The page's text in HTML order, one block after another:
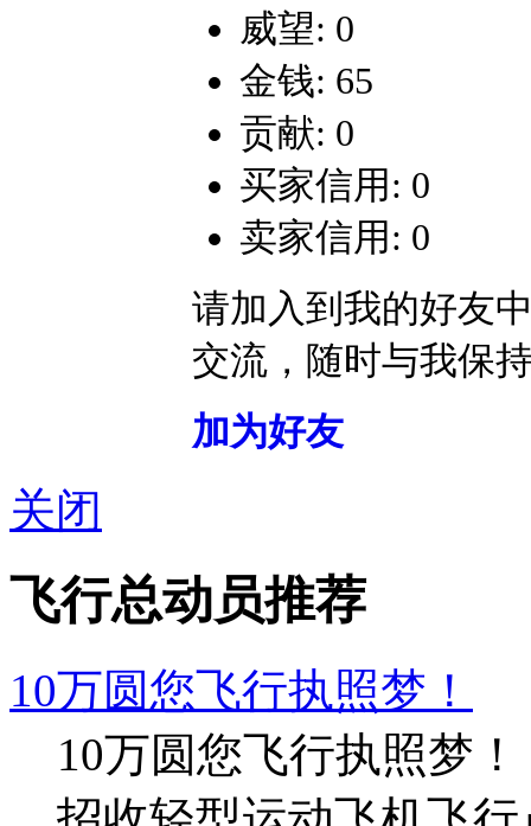
威望: 0
金钱: 65
贡献: 0
买家信用: 0
卖家信用: 0
请加入到我的好友
交流，随时与我保
加为好友
关闭
飞行总动员推荐
10万圆您飞行执照梦！
10万圆您飞行执照梦